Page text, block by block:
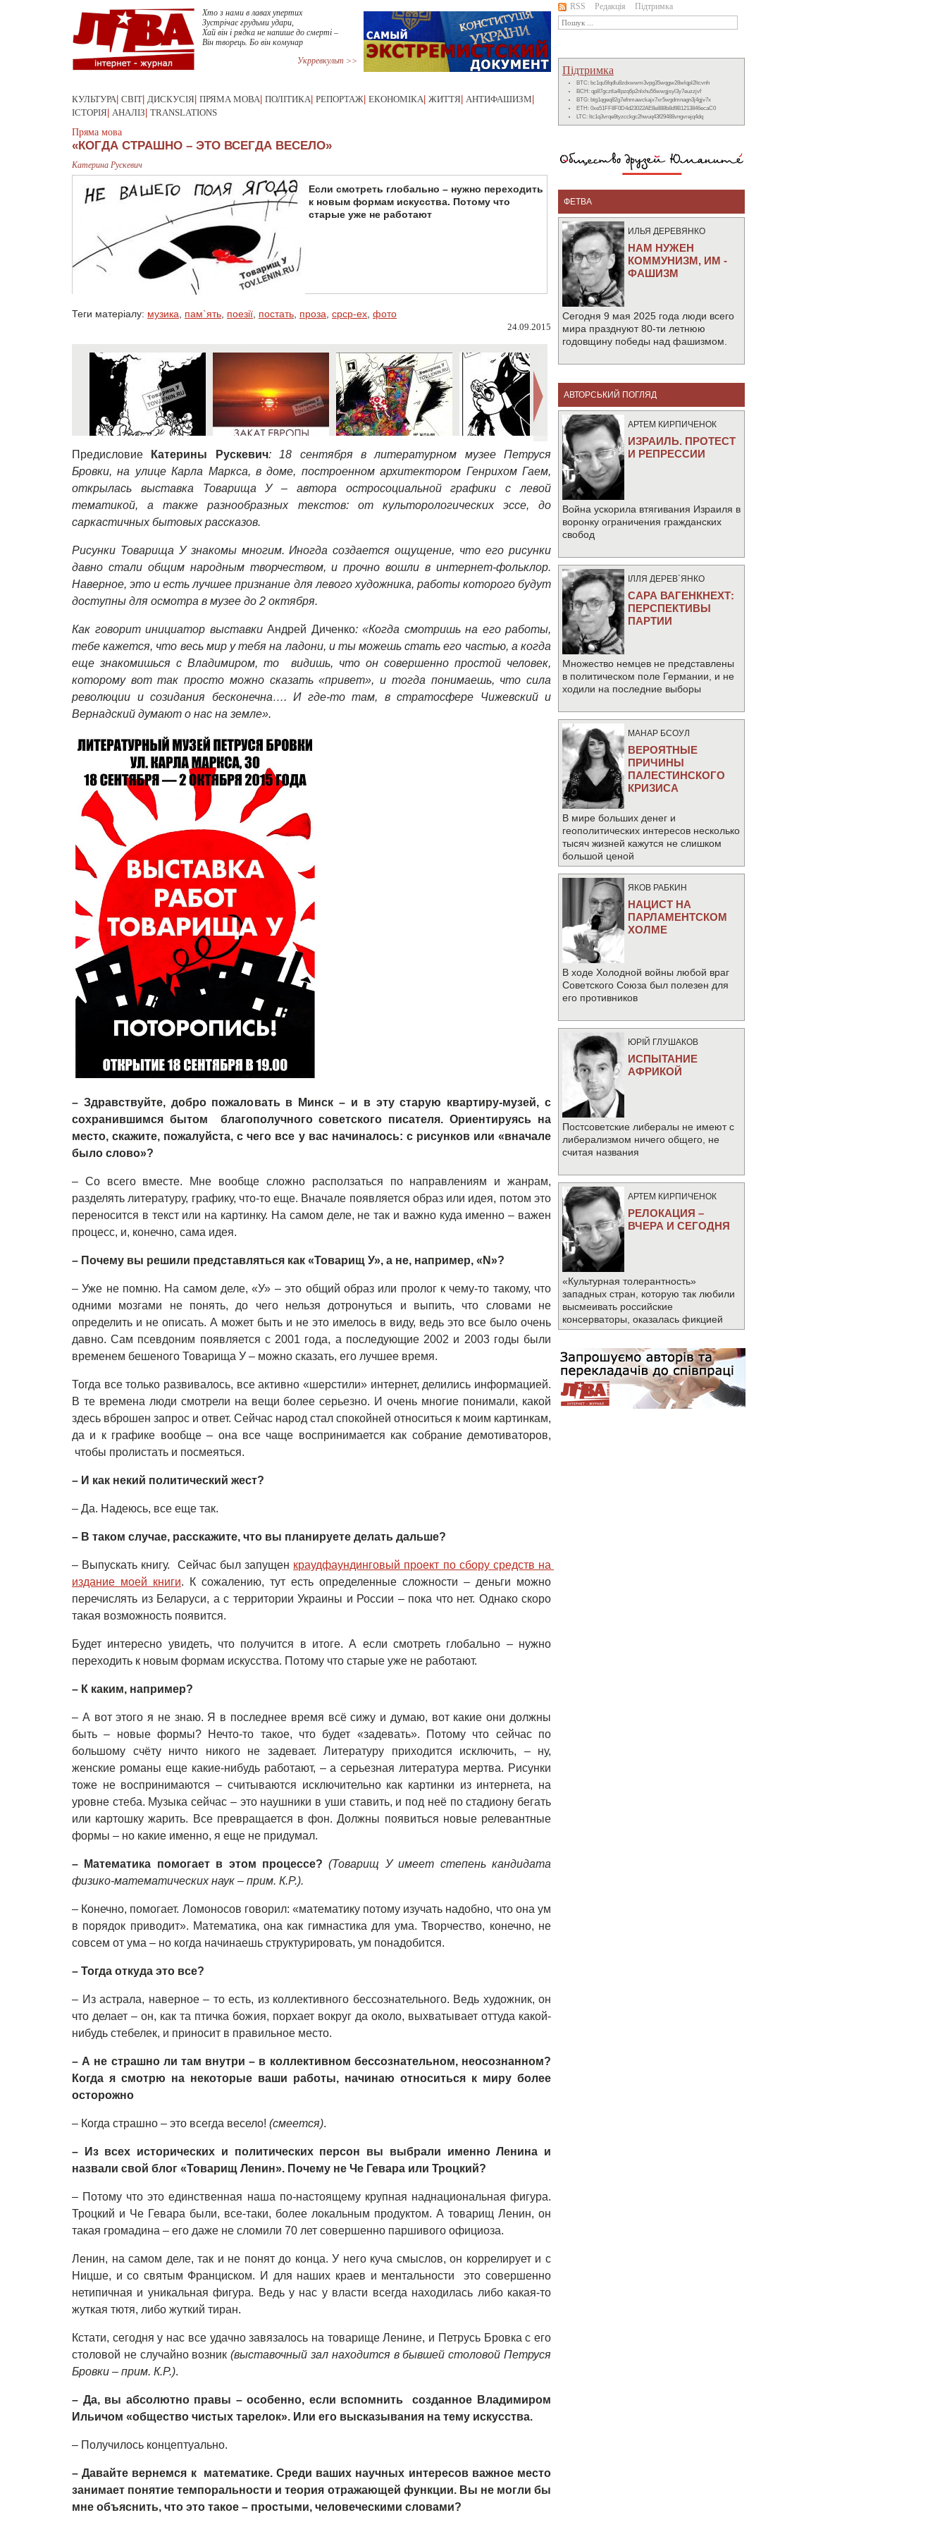
Хто з нами в лавах упертих
Зустрічає грудьми удари,
Хай він і рядка не напише до смерті –
Він творець. Бо він комунар
Укрревкульт >>
КУЛЬТУРА СВІТ ДИСКУСІЯ ПРЯМА МОВА ПОЛІТИКА РЕПОРТАЖ ЕКОНОМІКА ЖИТТЯ АНТИФАШИЗМ
ІСТОРІЯ АНАЛІЗ TRANSLATIONS
Пряма мова
«КОГДА СТРАШНО – ЭТО ВСЕГДА ВЕСЕЛО»
Катерина Рускевич
Если смотреть глобально – нужно переходить
к новым формам искусства. Потому что
старые уже не работают
Теги матеріалу: музика пам`ять поезії постать проза срср-ex фото
24.09.2015
Предисловие Катерины Рускевич: 18 сентября в литературном музее Петруся
Бровки, на улице Карла Маркса, в доме, построенном архитектором Генрихом Гаем,
открылась выставка Товарища У – автора остросоциальной графики с левой
тематикой, а также разнообразных текстов: от культорологических эссе, до
саркастичных бытовых рассказов.
Рисунки Товарища У знакомы многим. Иногда создается ощущение, что его рисунки
давно стали общим народным творчеством, и прочно вошли в интернет-фольклор.
Наверное, это и есть лучшее признание для левого художника, работы которого будут
доступны для осмотра в музее до 2 октября.
Как говорит инициатор выставки Андрей Диченко: «Когда смотришь на его работы,
тебе кажется, что весь мир у тебя на ладони, и ты можешь стать его частью, а когда
еще знакомишься с Владимиром, то видишь, что он совершенно простой человек,
которому вот так просто можно сказать «привет», и тогда понимаешь, что сила
революции и созидания бесконечна…. И где-то там, в стратосфере Чижевский и
Вернадский думают о нас на земле».
– Здравствуйте, добро пожаловать в Минск – и в эту старую квартиру-музей, с
сохранившимся бытом благополучного советского писателя. Ориентируясь на
место, скажите, пожалуйста, с чего все у вас начиналось: с рисунков или «вначале
было слово»?
– Со всего вместе. Мне вообще сложно расползаться по направлениям и жанрам,
разделять литературу, графику, что-то еще. Вначале появляется образ или идея, потом это
переносится в текст или на картинку. На самом деле, не так и важно куда именно – важен
процесс, и, конечно, сама идея.
– Почему вы решили представляться как «Товарищ У», а не, например, «N»?
– Уже не помню. На самом деле, «У» – это общий образ или пролог к чему-то такому, что
одними мозгами не понять, до чего нельзя дотронуться и выпить, что словами не
определить и не описать. А может быть и не это имелось в виду, ведь это все было очень
давно. Сам псевдоним появляется с 2001 года, а последующие 2002 и 2003 годы были
временем бешеного Товарища У – можно сказать, его лучшее время.
Тогда все только развивалось, все активно «шерстили» интернет, делились информацией.
В те времена люди смотрели на вещи более серьезно. И очень многие понимали, какой
здесь вброшен запрос и ответ. Сейчас народ стал спокойней относиться к моим картинкам,
да и к графике вообще – она все чаще воспринимается как собрание демотиваторов,
чтобы пролистать и посмеяться.
– И как некий политический жест?
– Да. Надеюсь, все еще так.
– В таком случае, расскажите, что вы планируете делать дальше?
– Выпускать книгу. Сейчас был запущен краудфаундинговый проект по сбору средств на
издание моей книги. К сожалению, тут есть определенные сложности – деньги можно
перечислять из Беларуси, а с территории Украины и России – пока что нет. Однако скоро
такая возможность появится.
Будет интересно увидеть, что получится в итоге. А если смотреть глобально – нужно
переходить к новым формам искусства. Потому что старые уже не работают.
– К каким, например?
– А вот этого я не знаю. Я в последнее время всё сижу и думаю, вот какие они должны
быть – новые формы? Нечто-то такое, что будет «задевать». Потому что сейчас по
большому счёту ничто никого не задевает. Литературу приходится исключить, – ну,
женские романы еще какие-нибудь работают, – а серьезная литература мертва. Рисунки
тоже не воспринимаются – считываются исключительно как картинки из интернета, на
уровне стеба. Музыка сейчас – это наушники в уши ставить, и под неё по стадиону бегать
или картошку жарить. Все превращается в фон. Должны появиться новые релевантные
формы – но какие именно, я еще не придумал.
– Математика помогает в этом процессе? (Товарищ У имеет степень кандидата
физико-математических наук – прим. К.Р.).
– Конечно, помогает. Ломоносов говорил: «математику потому изучать надобно, что она ум
в порядок приводит». Математика, она как гимнастика для ума. Творчество, конечно, не
совсем от ума – но когда начинаешь структурировать, ум понадобится.
– Тогда откуда это все?
– Из астрала, наверное – то есть, из коллективного бессознательного. Ведь художник, он
что делает – он, как та птичка божия, порхает вокруг да около, выхватывает оттуда какой-
нибудь стебелек, и приносит в правильное место.
– А не страшно ли там внутри – в коллективном бессознательном, неосознанном?
Когда я смотрю на некоторые ваши работы, начинаю относиться к миру более
осторожно
– Когда страшно – это всегда весело! (смеется).
– Из всех исторических и политических персон вы выбрали именно Ленина и
назвали свой блог «Товарищ Ленин». Почему не Че Гевара или Троцкий?
– Потому что это единственная наша по-настоящему крупная наднациональная фигура.
Троцкий и Че Гевара были, все-таки, более локальным продуктом. А товарищ Ленин, он
такая громадина – его даже не сломили 70 лет совершенно паршивого официоза.
Ленин, на самом деле, так и не понят до конца. У него куча смыслов, он коррелирует и с
Ницше, и со святым Франциском. И для наших краев и ментальности это совершенно
нетипичная и уникальная фигура. Ведь у нас у власти всегда находилась либо какая-то
жуткая тютя, либо жуткий тиран.
Кстати, сегодня у нас все удачно завязалось на товарище Ленине, и Петрусь Бровка с его
столовой не случайно возник(выставочный зал находится в бывшей столовой Петруся
Бровки – прим. К.Р.).
– Да, вы абсолютно правы – особенно, если вспомнить созданное Владимиром
Ильичом «общество чистых тарелок». Или его высказывания на тему искусства.
– Получилось концептуально.
– Давайте вернемся к математике. Среди ваших научных интересов важное место
занимает понятие темпоральности и теория отражающей функции. Вы не могли бы
мне объяснить, что это такое – простыми, человеческими словами?
RSS Редакція Підтримка
Підтримка
BTC: bc1qu5fqdlu8zdxwwm3vpg35wqgw28wlqpl2ltcvnh
BCH: qp87gcztla4lpzq6p2nlxhu56wwgjsyl3y7euzzjvf
BTG: btg1qgeq82g7efnmawckajx7xr5wgdmnagn3j4gjv7x
ETH: 0xe51FF8F0D4d23022AE8e888b8d9B1213846ecaC0
LTC: ltc1q3vrqe8tyzcckgc2hwuq43f29488vngvrejq4dq
ФЕТВА
ИЛЬЯ ДЕРЕВЯНКО
НАМ НУЖЕН
КОММУНИЗМ, ИМ -
ФАШИЗМ
Сегодня 9 мая 2025 года люди всего
мира празднуют 80-ти летнюю
годовщину победы над фашизмом.
АВТОРСЬКИЙ ПОГЛЯД
АРТЕМ КИРПИЧЕНОК
ИЗРАИЛЬ. ПРОТЕСТ
И РЕПРЕССИИ
Война ускорила втягивания Израиля в
воронку ограничения гражданских
свобод
IЛЛЯ ДЕРЕВ`ЯНКО
САРА ВАГЕНКНЕХТ:
ПЕРСПЕКТИВЫ
ПАРТИИ
Множество немцев не представлены
в политическом поле Германии, и не
ходили на последние выборы
МАНАР БСОУЛ
ВЕРОЯТНЫЕ
ПРИЧИНЫ
ПАЛЕСТИНСКОГО
КРИЗИСА
В мире больших денег и
геополитических интересов несколько
тысяч жизней кажутся не слишком
большой ценой
ЯКОВ РАБКИН
НАЦИСТ НА
ПАРЛАМЕНТСКОМ
ХОЛМЕ
В ходе Холодной войны любой враг
Советского Союза был полезен для
его противников
ЮРIЙ ГЛУШАКОВ
ИСПЫТАНИЕ
АФРИКОЙ
Постсоветские либералы не имеют с
либерализмом ничего общего, не
считая названия
АРТЕМ КИРПИЧЕНОК
РЕЛОКАЦИЯ –
ВЧЕРА И СЕГОДНЯ
«Культурная толерантность»
западных стран, которую так любили
высмеивать российские
консерваторы, оказалась фикцией